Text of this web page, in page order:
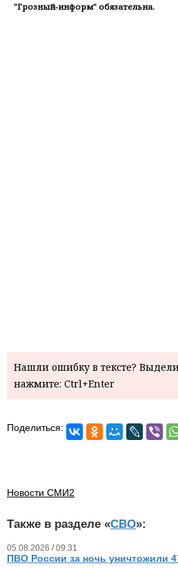
"Грозный-информ" обязательна.
Нашли ошибку в тексте?
нажмите: Ctrl+Enter
Поделиться:
Новости СМИ2
Также в разделе «СВО»:
05.08.2026 / 09.31
ПВО России за ночь уничтожили